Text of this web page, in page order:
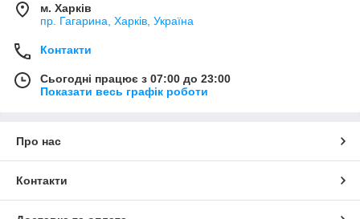
м. Харків
пр. Гагарина, Харків, Україна
Контакти
Сьогодні працює з 07:00 до 23:00
Показати весь графік роботи
Про нас
Контакти